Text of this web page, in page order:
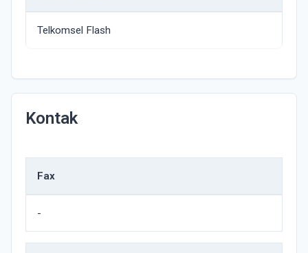
Telkomsel Flash
Kontak
Fax
-